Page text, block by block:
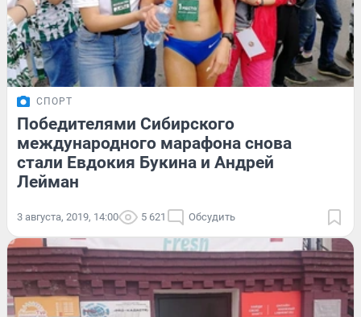
СПОРТ
Победителями Сибирского
международного марафона снова
стали Евдокия Букина и Андрей
Лейман
3 августа, 2019, 14:00 5 621 Обсудить